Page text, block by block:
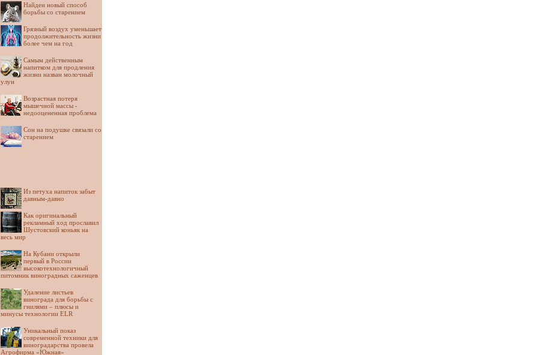
Найден новый способ
борьбы со старением
Грязный воздух уменьшает
продолжительность жизни
более чем на год
Самым действенным
напитком для продления
жизни назван молочный
улун
Возрастная потеря
мышечной массы -
недооцененная проблема
Сон на подушке связали со
старением
Из петуха напиток забыт
давным-давно
Как оригинальный
рекламный ход прославил
Шустовский коньяк на
весь мир
На Кубани открыли
первый в России
высокотехнологичный
питомник виноградных саженцев
Удаление листьев
винограда для борьбы с
гнилями – плюсы и
минусы технологии ELR
Уникальный показ
современной техники для
виноградарства провела
Агрофирма «Южная»